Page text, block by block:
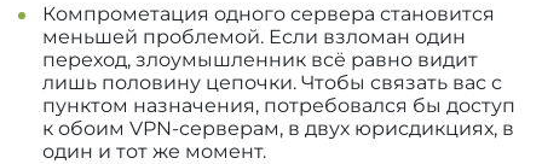
Компрометация одного сервера становится
меньшей проблемой. Если взломан один
переход, злоумышленник всё равно видит
лишь половину цепочки. Чтобы связать вас с
пунктом назначения, потребовался бы доступ
к обоим VPN-серверам, в двух юрисдикциях, в
один и тот же момент.